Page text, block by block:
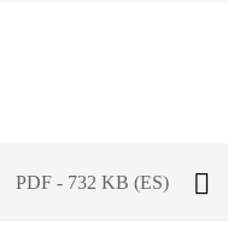
PDF - 732 KB (ES)